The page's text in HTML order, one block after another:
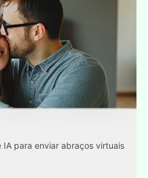
para enviar abraços virtuais